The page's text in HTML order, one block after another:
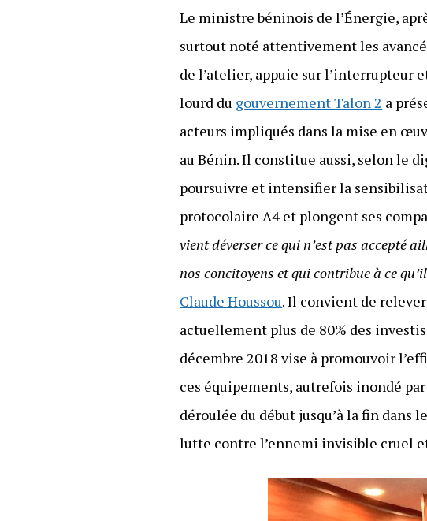
Le ministre béninois de l’Énergie,
surtout noté attentivement les
de l’atelier, appuie sur l’interrupteur
lourd du gouvernement Talon 2 a
acteurs impliqués dans la mise en
au Bénin. Il constitue aussi, selon le
poursuivre et intensifier la
protocolaire A4 et plongent ses
vient déverser ce qui n’est pas accepté
nos concitoyens et qui contribue à ce
Claude Houssou. Il convient de
actuellement plus de 80% des
décembre 2018 vise à promouvoir
ces équipements, autrefois inondé
déroulée du début jusqu’à la fin dans
lutte contre l’ennemi invisible cruel